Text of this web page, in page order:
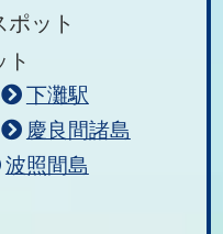
ポット
ト
下灘駅
慶良間諸島
波照間島